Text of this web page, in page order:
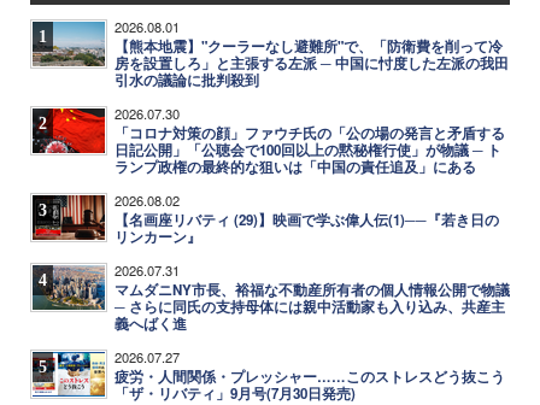
1 2026.08.01
【熊本地震】"クーラーなし避難所"で、「防衛費を削って冷
房を設置しろ」と主張する左派 ─ 中国に忖度した左派の我田
引水の議論に批判殺到
2 2026.07.30
「コロナ対策の顔」ファウチ氏の「公の場の発言と矛盾する
日記公開」「公聴会で100回以上の黙秘権行使」が物議 ─ ト
ランプ政権の最終的な狙いは「中国の責任追及」にある
3 2026.08.02
【名画座リバティ (29)】映画で学ぶ偉人伝(1)──『若き日の
リンカーン』
4 2026.07.31
マムダニNY市長、裕福な不動産所有者の個人情報公開で物議
─ さらに同氏の支持母体には親中活動家も入り込み、共産主
義へばく進
5 2026.07.27
疲労・人間関係・プレッシャー……このストレスどう抜こう
「ザ・リバティ」9月号(7月30日発売)